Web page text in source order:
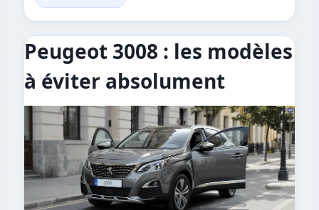
Peugeot 3008 : les modèles
à éviter absolument